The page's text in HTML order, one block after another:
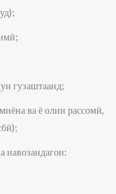
гузаштаанд;
ва ё олии рассомӣ,
навозандагон: